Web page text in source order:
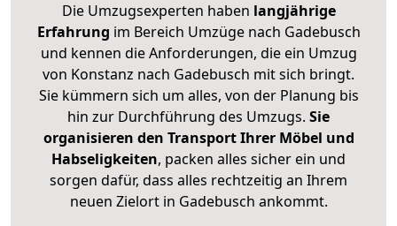
Die Umzugsexperten haben langjährige
Erfahrung im Bereich Umzüge nach Gadebusch
und kennen die Anforderungen, die ein Umzug
von Konstanz nach Gadebusch mit sich bringt.
Sie kümmern sich um alles, von der Planung bis
hin zur Durchführung des Umzugs. Sie
organisieren den Transport Ihrer Möbel und
Habseligkeiten, packen alles sicher ein und
sorgen dafür, dass alles rechtzeitig an Ihrem
neuen Zielort in Gadebusch ankommt.